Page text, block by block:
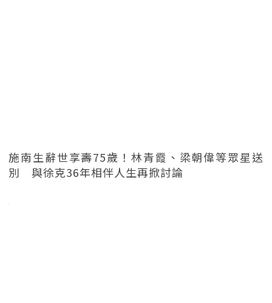
施南生辭世享壽75歲！林青霞、梁朝偉等眾星送
別 與徐克36年相伴人生再掀討論